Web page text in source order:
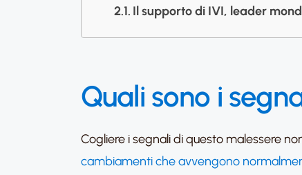
Il supporto di IVI, leader
Quali sono i
Cogliere i segnali di questo malessere
cambiamenti che avvengono